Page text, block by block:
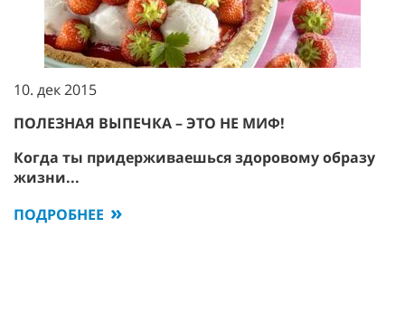
10. дек 2015
ПОЛЕЗНАЯ ВЫПЕЧКА – ЭТО НЕ МИФ!
Когда ты придерживаешься здоровому образу
жизни...
ПОДРОБНЕЕ